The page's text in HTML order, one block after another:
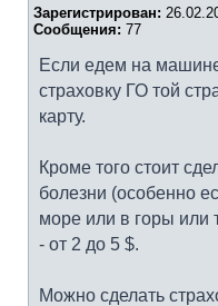
Зарегистрирован:
Сообщения: 77
Если едем на
страховку ГО той
карту.
Кроме того стоит
болезни (особенно
море или в горы или
- от 2 до 5 $.
Можно сделать